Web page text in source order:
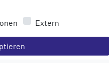
Extern
speichern für die Gruppe